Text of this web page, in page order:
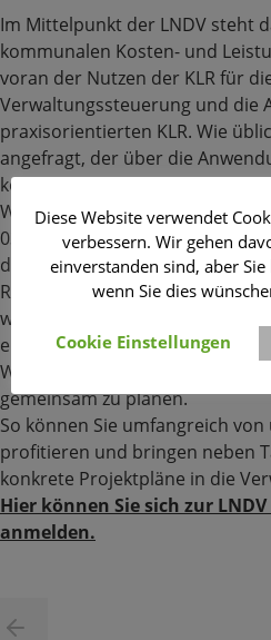
Im Mittelpunkt der LNDV steht
kommunalen Kosten- und
voran der Nutzen der KLR für
Verwaltungssteuerung und die
praxisorientierten KLR. Wie
angefragt, der über die
kommunalen Arbeitsalltag
Wir haben die LNDV neu
03. Mai 2018, findet die
drei Fachvorträgen und
Restaurantbesuch statt. Am
wird den LNDV-Besuchern die
einem offenen Workshop die
Weiterentwicklung ihrer
gemeinsam zu planen.
So können Sie umfangreich
profitieren und bringen neben
konkrete Projektpläne in die
Hier können Sie sich zur
anmelden.
Diese Website verwendet
verbessern. Wir gehen
einverstanden sind, aber
wenn Sie dies
Cookie Einstellungen